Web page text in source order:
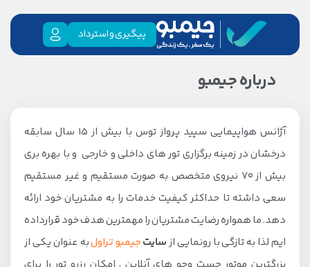
پیگیری و استرداد
درباره جیمبو
آژانس هواپیمایی سپید پرواز توس با بیش از 15 سال سابقه
درخشان در زمینه برگزاری تور های داخلی و خارجی و با بهره بری
بیش از 70 نیروی متخصص به صورت مستقیم و غیر مستقیم
سعی داشته تا حداکثر کیفیت خدمات را به مشتریان خود ارائه
دهد. ما همواره رضایت مشتریان را مهمترین هدف خود قرارداده
ایم لذا به تازگی با رونمایی از سایتجیمبو تراولبه عنوان یکی از